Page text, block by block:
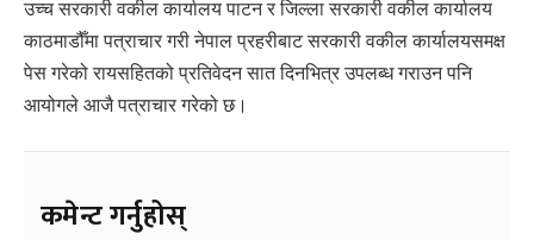
उच्च सरकारी वकील कार्यालय पाटन र जिल्ला सरकारी वकील कार्यालय
काठमाडौँमा पत्राचार गरी नेपाल प्रहरीबाट सरकारी वकील कार्यालयसमक्ष
पेस गरेको रायसहितको प्रतिवेदन सात दिनभित्र उपलब्ध गराउन पनि
आयोगले आजै पत्राचार गरेको छ।
कमेन्ट गर्नुहोस्